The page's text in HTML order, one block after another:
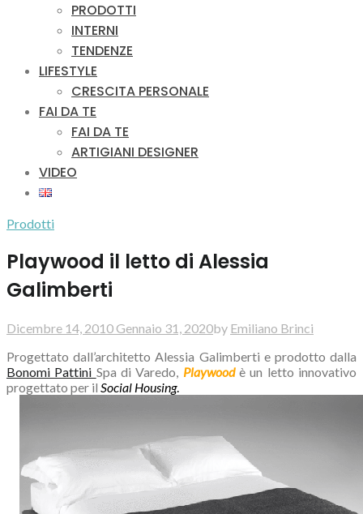
PRODOTTI
INTERNI
TENDENZE
LIFESTYLE
CRESCITA PERSONALE
FAI DA TE
FAI DA TE
ARTIGIANI DESIGNER
VIDEO
Prodotti
Playwood il letto di Alessia
Galimberti
Dicembre 14, 2010Gennaio 31, 2020by Emiliano Brinci
Progettato dall’architetto Alessia Galimberti e prodotto dalla
Bonomi Pattini Spa di Varedo, Playwoodè un letto innovativo
progettato per il Social Housing.